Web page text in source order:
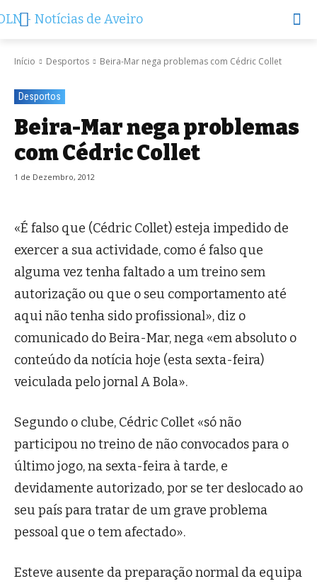
Início Desportos Beira-Mar nega problemas com Cédric Collet
Desportos
Beira-Mar nega problemas
com Cédric Collet
1 de Dezembro, 2012
«É falso que (Cédric Collet) esteja impedido de
exercer a sua actividade, como é falso que
alguma vez tenha faltado a um treino sem
autorização ou que o seu comportamento até
aqui não tenha sido profissional», diz o
comunicado do Beira-Mar, nega «em absoluto o
conteúdo da notícia hoje (esta sexta-feira)
veiculada pelo jornal A Bola».
Segundo o clube, Cédric Collet «só não
participou no treino de não convocados para o
último jogo, na sexta-feira à tarde, e
devidamente autorizado, por se ter deslocado ao
seu país para tratar de um grave problema
pessoal que o tem afectado».
Esteve ausente da preparação normal da equipa